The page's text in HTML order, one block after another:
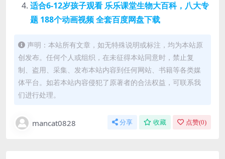
适合6-12岁孩子观看 乐乐课堂生物大百科，八大专
题 188个动画视频 全套百度网盘下载
声明：本站所有文章，如无特殊说明或标注，均为本站原
创发布。任何个人或组织，在未征得本站同意时，禁止复
制、盗用、采集、发布本站内容到任何网站、书籍等各类媒
体平台。如若本站内容侵犯了原著者的合法权益，可联系我
们进行处理。
mancat0828 分享 收藏 点赞(0)